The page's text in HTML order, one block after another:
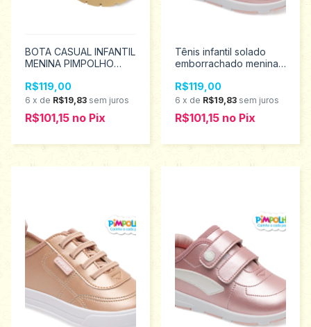
BOTA CASUAL INFANTIL
MENINA PIMPOLHO
0130069
R$119,00
6 x de R$19,83 sem juros
R$101,15 no Pix
Tênis infantil solado
emborrachado menina
ao 27 0130448
R$119,00
6 x de R$19,83 sem juros
R$101,15 no Pix